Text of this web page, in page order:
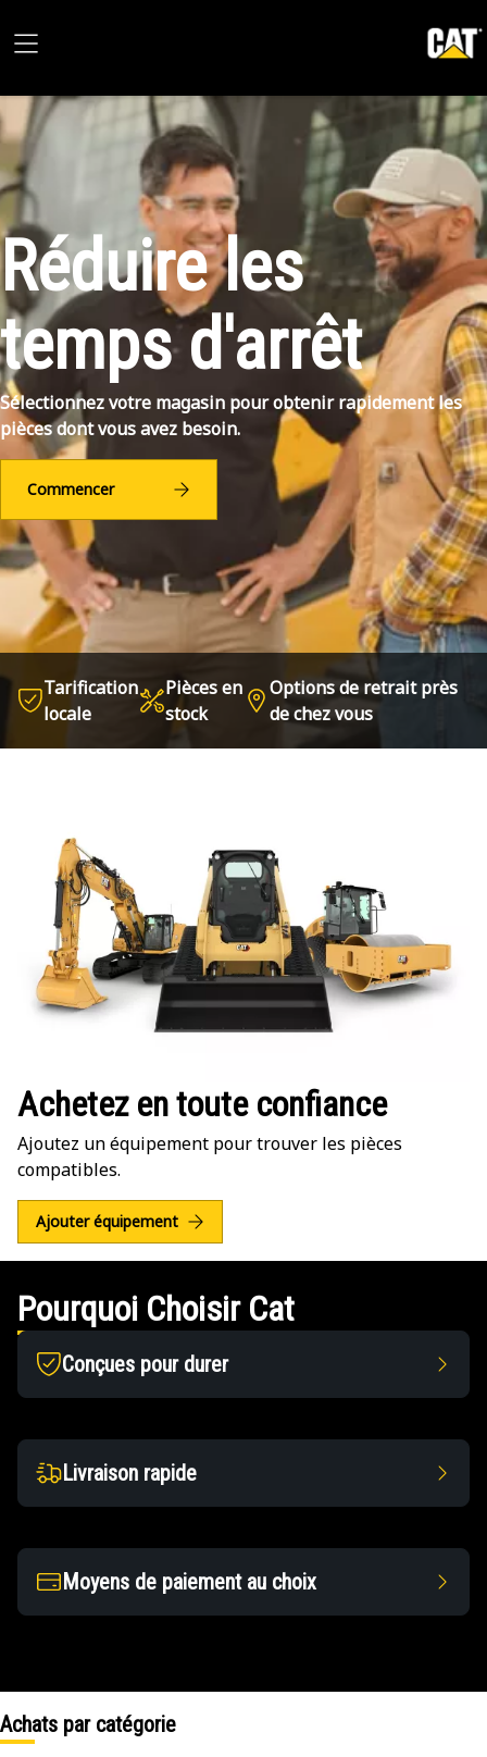
Réduire les
temps d'arrêt
Sélectionnez votre magasin pour obtenir rapidement les
pièces dont vous avez besoin.
Commencer
Tarification
locale
Pièces en
stock
Options de retrait près
de chez vous
Achetez en toute confiance
Ajoutez un équipement pour trouver les pièces
compatibles.
Ajouter équipement
Pourquoi Choisir Cat
Conçues pour durer
Livraison rapide
Moyens de paiement au choix
Achats par catégorie